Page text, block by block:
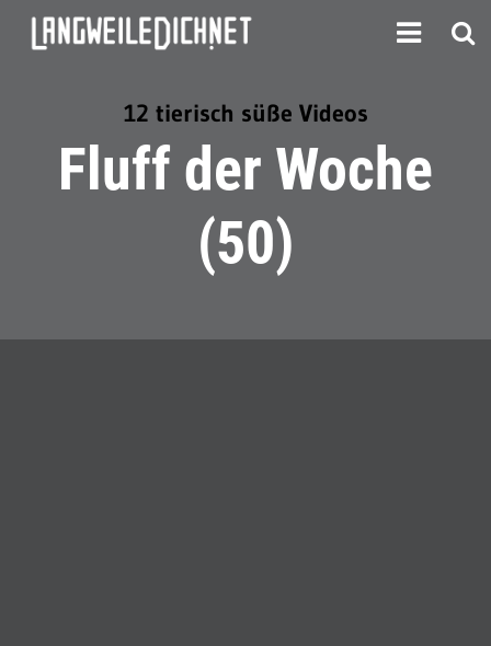
12 tierisch süße Videos
Fluff der Woche
(50)